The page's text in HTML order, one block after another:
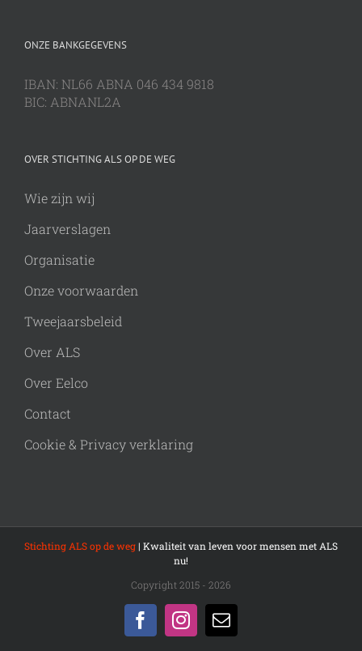
ONZE BANKGEGEVENS
IBAN: NL66 ABNA 046 434 9818
BIC: ABNANL2A
OVER STICHTING ALS OP DE WEG
Wie zijn wij
Jaarverslagen
Organisatie
Onze voorwaarden
Tweejaarsbeleid
Over ALS
Over Eelco
Contact
Cookie & Privacy verklaring
Stichting ALS op de weg| Kwaliteit van leven voor mensen met ALS
nu!
Copyright 2015 - 2026
FacebookInstagram
E-